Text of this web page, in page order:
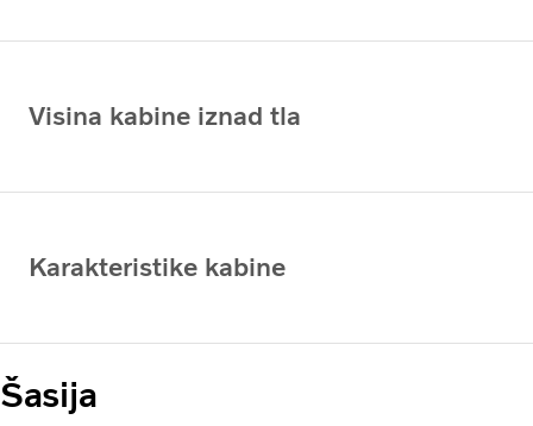
Visina kabine iznad tla
Karakteristike kabine
Šasija